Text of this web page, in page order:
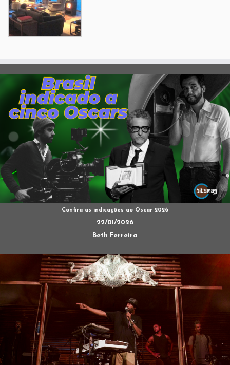
Confira as indicações ao Oscar 2026
22/01/2026
Beth Ferreira